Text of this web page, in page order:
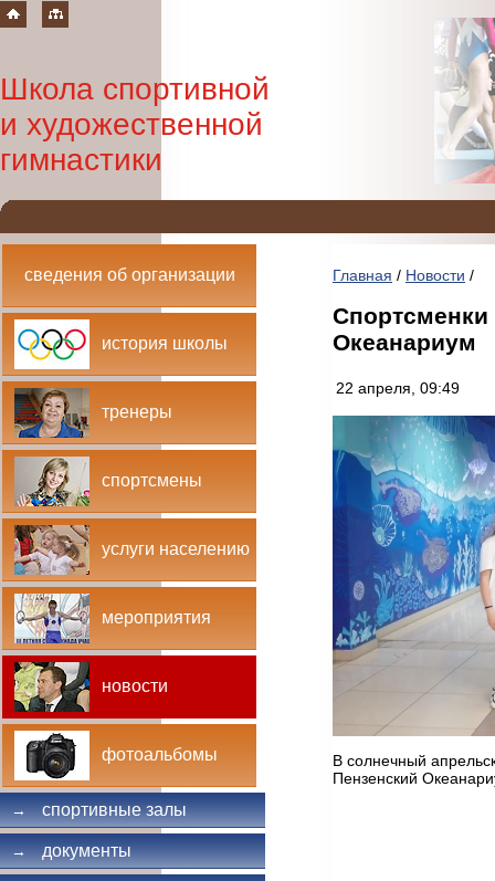
Школа спортивной
и художественной
гимнастики
сведения об организации
история школы
тренеры
спортсмены
услуги населению
мероприятия
новости
фотоальбомы
→ спортивные залы
→ документы
Главная / Новости /
Спортсменки
Океанариум
22 апреля, 09:49
В солнечный
Пензенский